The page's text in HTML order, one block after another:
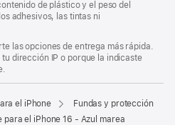
de plástico y el peso del
adhesivos, las tintas ni
las opciones de entrega más rápida.
dirección IP o porque la indicaste
el iPhone
Fundas y protección
para el iPhone 16 - Azul marea